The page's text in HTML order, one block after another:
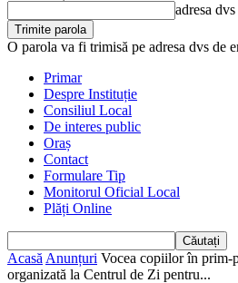
adresa
O parola va fi trimisă pe adresa dvs de
Primar
Despre Instituție
Consiliul Local
De interes public
Oraș
Contact
Formulare Tip
Monitorul Oficial Local
Plăți Online
Acasă Anunțuri Vocea copiilor în prim-
organizată la Centrul de Zi pentru...